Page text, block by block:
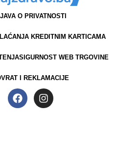
O PRIVATNOSTI
KREDITNIM KARTICAMA
SIGURNOST WEB TRGOVINE
I REKLAMACIJE